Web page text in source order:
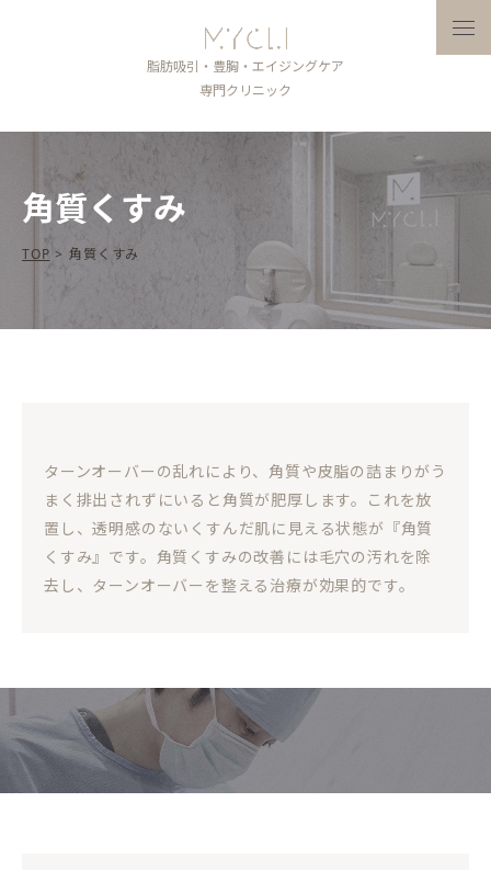
脂肪吸引・豊胸・エイジングケア
専門クリニック
メ
角質くすみ
TOP > 角質くすみ
ターンオーバーの乱れにより、角質や皮脂の詰まりがう
まく排出されずにいると角質が肥厚します。これを放
置し、透明感のないくすんだ肌に見える状態が『角質
くすみ』です。角質くすみの改善には毛穴の汚れを除
去し、ターンオーバーを整える治療が効果的です。